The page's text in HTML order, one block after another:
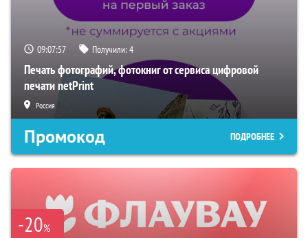
09:07:56 Получили:4
Печать фотографий, фотокниг от сервиса цифровой
печати netPrint
Россия
Промокод ПОДРОБНЕЕ
-20%